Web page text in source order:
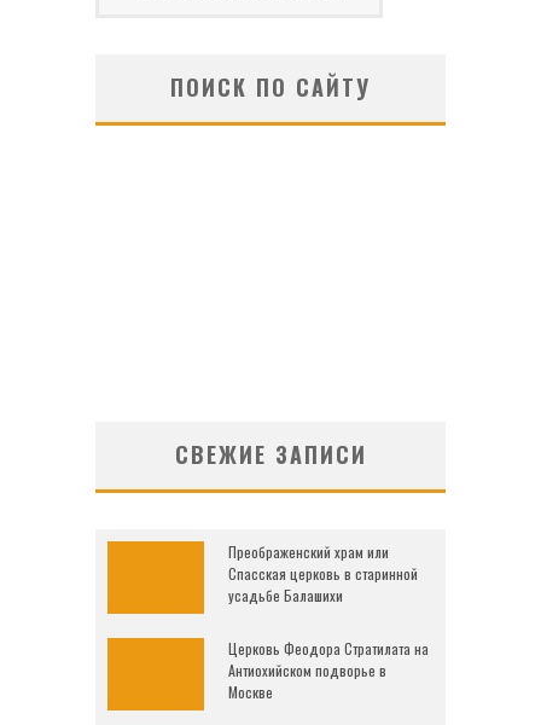
ПОИСК ПО САЙТУ
СВЕЖИЕ ЗАПИСИ
Преображенский храм или
Спасская церковь в старинной
усадьбе Балашихи
Церковь Феодора Стратилата на
Антиохийском подворье в
Москве